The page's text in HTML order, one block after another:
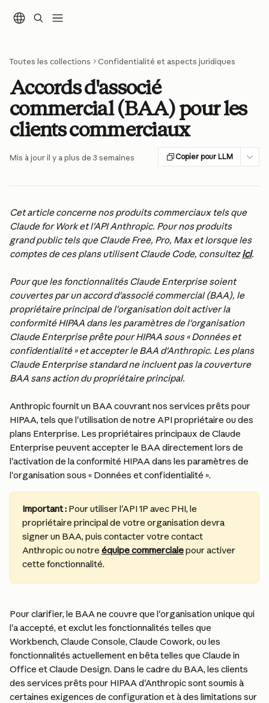
Toutes les collections Confidentialité et aspects juridiques
Accords d'associé
commercial (BAA) pour les
clients commerciaux
Mis à jour il y a plus de 3 semaines Copier pour LLM
Cet article concerne nos produits commerciaux tels que
Claude for Work et l'API Anthropic. Pour nos produits
grand public tels que Claude Free, Pro, Max et lorsque les
comptes de ces plans utilisent Claude Code, consultez ici.
Pour que les fonctionnalités Claude Enterprise soient
couvertes par un accord d'associé commercial (BAA), le
propriétaire principal de l'organisation doit activer la
conformité HIPAA dans les paramètres de l'organisation
Claude Enterprise prête pour HIPAA sous « Données et
confidentialité » et accepter le BAA d'Anthropic. Les plans
Claude Enterprise standard ne incluent pas la couverture
BAA sans action du propriétaire principal.
Anthropic fournit un BAA couvrant nos services prêts pour
HIPAA, tels que l'utilisation de notre API propriétaire ou des
plans Enterprise. Les propriétaires principaux de Claude
Enterprise peuvent accepter le BAA directement lors de
l'activation de la conformité HIPAA dans les paramètres de
l'organisation sous « Données et confidentialité ».
Important : Pour utiliser l'API 1P avec PHI, le
propriétaire principal de votre organisation devra
signer un BAA, puis contacter votre contact
Anthropic ou notre équipe commerciale pour activer
cette fonctionnalité.
Pour clarifier, le BAA ne couvre que l'organisation unique qui
l'a accepté, et exclut les fonctionnalités telles que
Workbench, Claude Console, Claude Cowork, ou les
fonctionnalités actuellement en bêta telles que Claude in
Office et Claude Design. Dans le cadre du BAA, les clients
des services prêts pour HIPAA d'Anthropic sont soumis à
certaines exigences de configuration et à des limitations sur